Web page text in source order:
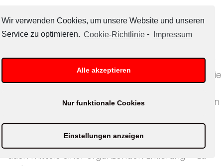
Wir verwenden Cookies, um unsere Website und unseren
Service zu optimieren. Cookie-Richtlinie - Impressum
Alle akzeptieren
Nur funktionale Cookies
Einstellungen anzeigen
c) Recht auf Berichtigung
Jede von der Verarbeitung personenbezogener
Europäischen Richtlinien- und Verordnungsgeber
gewährte Recht, die unverzügliche Berichtigung sie
Daten zu verlangen. Ferner steht der betroffenen
Zwecke der Verarbeitung, die Vervollständigung
unvollständiger personenbezogener Daten —
auch mittels einer ergänzenden Erklärung — zu